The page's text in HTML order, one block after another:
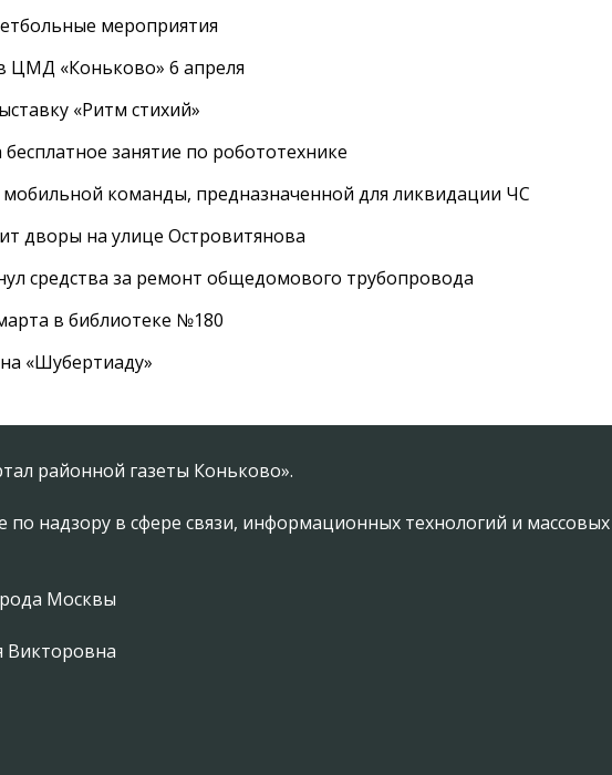
мероприятия
ЦМД «Коньково» 6 апреля
«Ритм стихий»
занятие по робототехнике
команды, предназначенной для ликвидации ЧС
дворы на улице Островитянова
средства за ремонт общедомового трубопровода
в библиотеке №180
«Шубертиаду»
районной газеты Коньково».
по надзору в сфере связи, информационных технологий и
Москвы
Викторовна